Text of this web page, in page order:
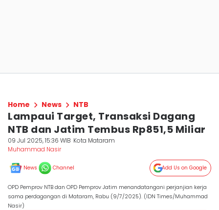
Home News NTB
Lampaui Target, Transaksi Dagang
NTB dan Jatim Tembus Rp851,5 Miliar
09 Jul 2025, 15:36 WIB Kota Mataram
Muhammad Nasir
News Channel Add Us on Google
OPD Pemprov NTB dan OPD Pemprov Jatim menandatangani perjanjian kerja
sama perdagangan di Mataram, Rabu (9/7/2025). (IDN Times/Muhammad
Nasir)